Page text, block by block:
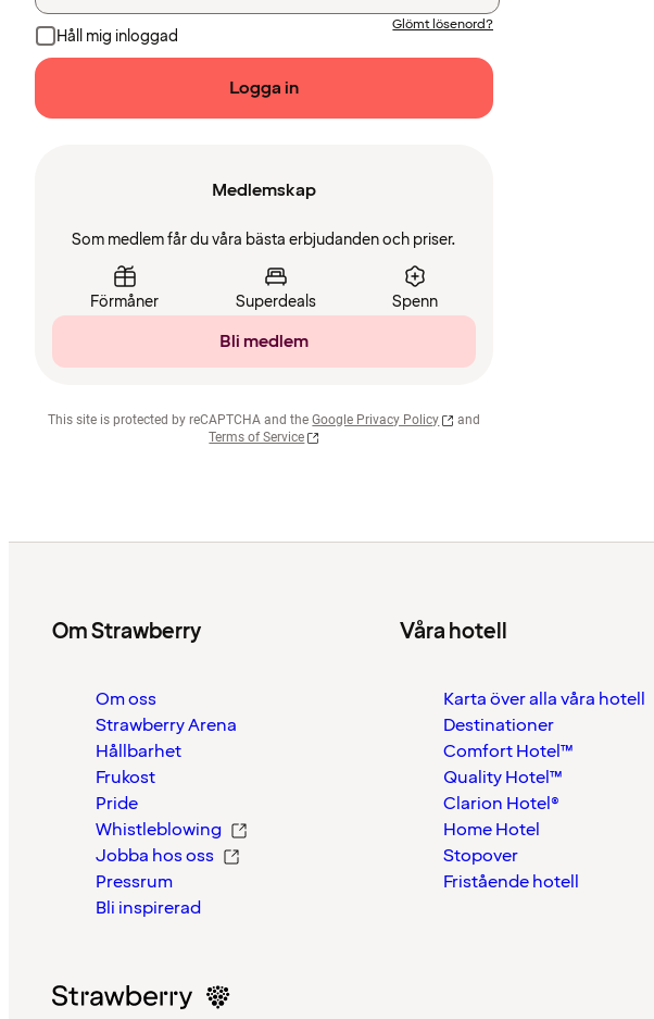
Håll mig inloggad
Glömt lösenord?
Logga in
Medlemskap
Som medlem får du våra bästa erbjudanden och priser.
Förmåner Superdeals Spenn
Bli medlem
This site is protected by reCAPTCHA and the Google Privacy Policy
and
Terms of Service
Om Strawberry
Om oss
Strawberry Arena
Hållbarhet
Frukost
Pride
Whistleblowing
Jobba hos oss
Pressrum
Bli inspirerad
Våra hotell
Karta över alla våra hotell
Destinationer
Comfort Hotel™
Quality Hotel™
Clarion Hotel®
Home Hotel
Stopover
Fristående hotell